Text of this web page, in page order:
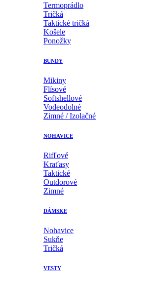
Termoprádlo
Tričká
Taktické tričká
Košele
Ponožky
BUNDY
Mikiny
Flísové
Softshellové
Vodeodolné
Zimné / Izolačné
NOHAVICE
Rifľové
Kraťasy
Taktické
Outdorové
Zimné
DÁMSKE
Nohavice
Sukňe
Tričká
VESTY